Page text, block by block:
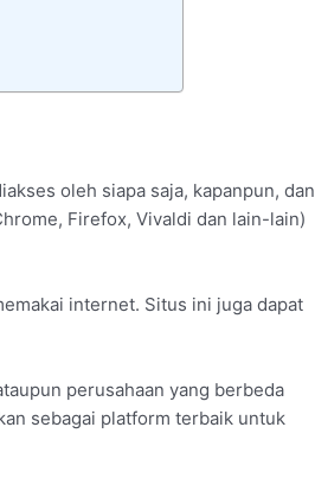
oleh siapa saja, kapanpun, dan
Firefox, Vivaldi dan lain-lain)
internet. Situs ini juga dapat
perusahaan yang berbeda
sebagai platform terbaik untuk